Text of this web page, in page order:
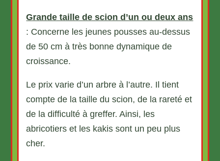
Grande taille de scion d’un ou deux ans
: Concerne les jeunes pousses au-dessus
de 50 cm à très bonne dynamique de
croissance.
Le prix varie d’un arbre à l’autre. Il tient
compte de la taille du scion, de la rareté et
de la difficulté à greffer. Ainsi, les
abricotiers et les kakis sont un peu plus
cher.